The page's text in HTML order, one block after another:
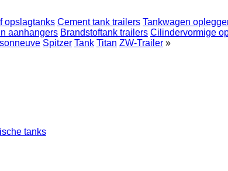
opslagtanks Cement tank trailers Tankwagen
aanhangers Brandstoftank trailers Cilindervormige
Spitzer Tank Titan ZW-Trailer »
tanks